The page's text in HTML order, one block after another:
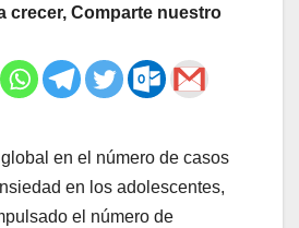
crecer, Comparte nuestro
en el número de casos
en los adolescentes,
el número de